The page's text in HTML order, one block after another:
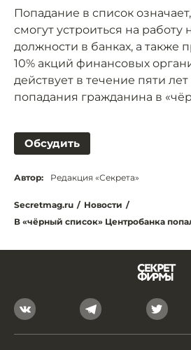
Попадание в список
смогут устроиться на
должности в банках, а также
10% акций финансовых
действует в течение пяти
попадания гражданина в
Обсудить
Автор: Редакция «Секрета»
Secretmag.ru / Новости /
В «чёрный список» Центробанка